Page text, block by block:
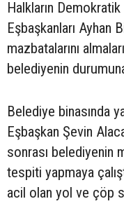
Halkların
Eşbaşkanları Ayhan
mazbatalarını
belediyenin
Belediye binasında
Eşbaşkan Şevin
sonrası belediyenin
tespiti yapmaya
acil olan yol ve çöp